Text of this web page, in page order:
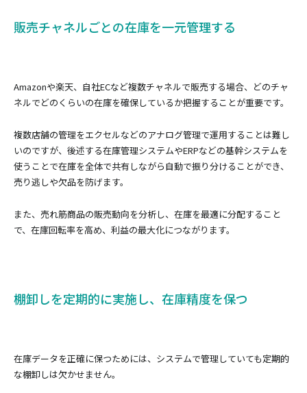
販売チャネルごとの在庫を一元管理する
Amazonや楽天、自社ECなど複数チャネルで販売する場合、どのチャ
ネルでどのくらいの在庫を確保しているか把握することが重要です。
複数店舗の管理をエクセルなどのアナログ管理で運用することは難し
いのですが、後述する在庫管理システムやERPなどの基幹システムを
使うことで在庫を全体で共有しながら自動で振り分けることができ、
売り逃しや欠品を防げます。
また、売れ筋商品の販売動向を分析し、在庫を最適に分配すること
で、在庫回転率を高め、利益の最大化につながります。
棚卸しを定期的に実施し、在庫精度を保つ
在庫データを正確に保つためには、システムで管理していても定期的
な棚卸しは欠かせません。